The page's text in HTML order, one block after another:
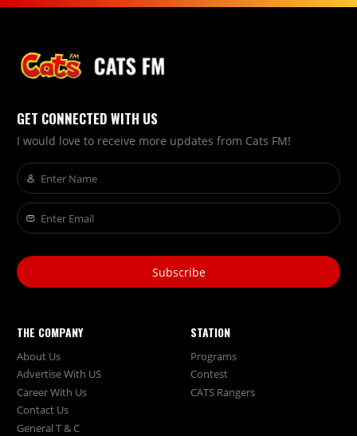
GET CONNECTED WITH US
I would love to receive more updates from Cats FM!
Subscribe
THE COMPANY
About Us
Advertise With US
Career With Us
Contact Us
General T & C
STATION
Programs
Contest
CATS Rangers